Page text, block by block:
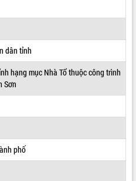
dân tỉnh
hạng mục Nhà Tổ thuộc công trình
Sơn
phố